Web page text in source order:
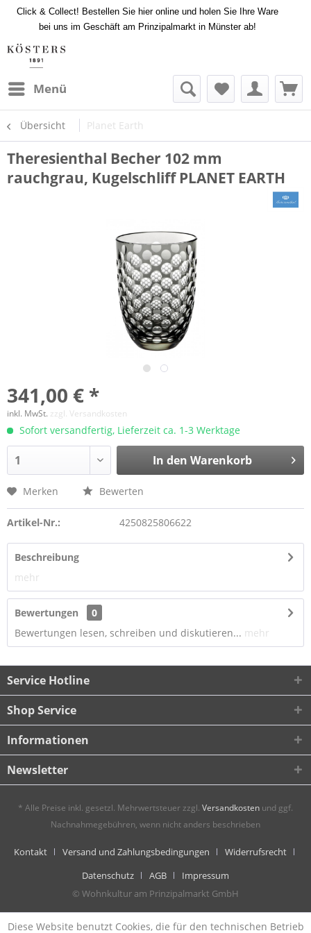
Click & Collect! Bestellen Sie hier online und holen Sie Ihre Ware
bei uns im Geschäft am Prinzipalmarkt in Münster ab!
Menü
Übersicht Planet Earth
Theresienthal Becher 102 mm
rauchgrau, Kugelschliff PLANET EARTH
341,00 € *
inkl. MwSt. zzgl. Versandkosten
Sofort versandfertig, Lieferzeit ca. 1-3 Werktage
In den Warenkorb
Merken Bewerten
Artikel-Nr.: 4250825806622
Beschreibung
mehr
Bewertungen
0
Bewertungen lesen, schreiben und diskutieren... mehr
Service Hotline
Shop Service
Informationen
Newsletter
* Alle Preise inkl. gesetzl. Mehrwertsteuer zzgl. Versandkosten und ggf.
Nachnahmegebühren, wenn nicht anders beschrieben
Kontakt Versand und Zahlungsbedingungen
Widerrufsrecht
Datenschutz
AGB
Impressum
© Wohnkultur am Prinzipalmarkt GmbH
Diese Website benutzt Cookies, die für den technischen Betrieb